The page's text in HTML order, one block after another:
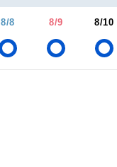
8/8 8/9 8/10